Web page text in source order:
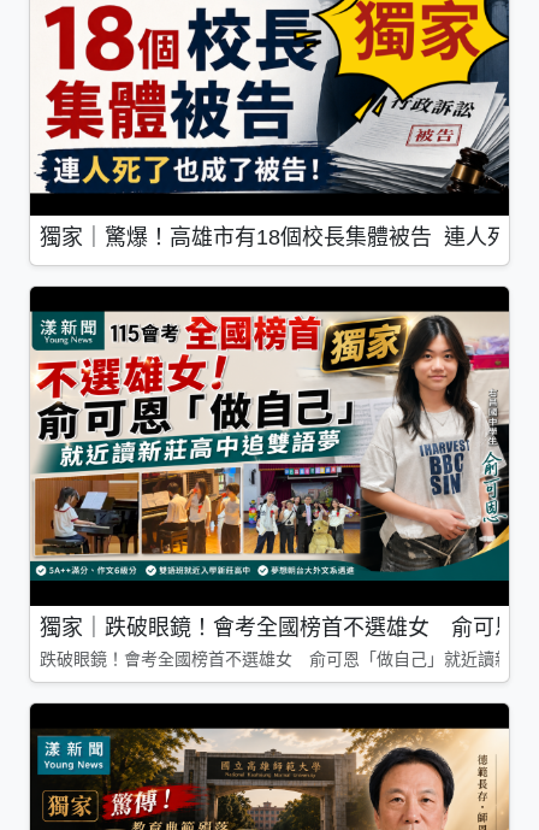
獨家｜驚爆！高雄市有18個校長集體被告 連人死了
獨家｜跌破眼鏡！會考全國榜首不選雄女 俞可恩
跌破眼鏡！會考全國榜首不選雄女 俞可恩「做自己」就近讀新莊